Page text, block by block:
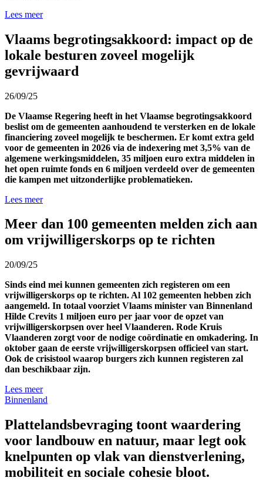
Lees meer
Vlaams begrotingsakkoord: impact op de
lokale besturen zoveel mogelijk
gevrijwaard
26/09/25
De Vlaamse Regering heeft in het Vlaamse begrotingsakkoord
beslist om de gemeenten aanhoudend te versterken en de lokale
financiering zoveel mogelijk te beschermen. Er komt extra geld
voor de gemeenten in 2026 via de indexering met 3,5% van de
algemene werkingsmiddelen, 35 miljoen euro extra middelen in
het open ruimte fonds en 6 miljoen verdeeld over de gemeenten
die kampen met uitzonderlijke problematieken.
Lees meer
Meer dan 100 gemeenten melden zich aan
om vrijwilligerskorps op te richten
20/09/25
Sinds eind mei kunnen gemeenten zich registeren om een
vrijwilligerskorps op te richten. Al 102 gemeenten hebben zich
aangemeld. In totaal voorziet Vlaams minister van Binnenland
Hilde Crevits 1 miljoen euro per jaar voor de opzet van
vrijwilligerskorpsen over heel Vlaanderen. Rode Kruis
Vlaanderen zorgt voor de nodige coördinatie en omkadering. In
oktober gaan de eerste vrijwilligerskorpsen officieel van start.
Ook de crisistool waarop burgers zich kunnen registeren zal
dan beschikbaar zijn.
Lees meer
Binnenland
Plattelandsbevraging toont waardering
voor landbouw en natuur, maar legt ook
knelpunten op vlak van dienstverlening,
mobiliteit en sociale cohesie bloot.